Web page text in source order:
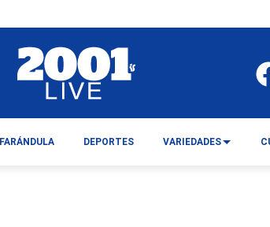
FARÁNDULA DEPORTES VARIEDADES